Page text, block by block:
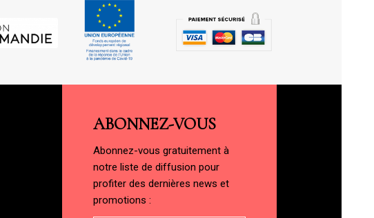
ABONNEZ-VOUS
Abonnez-vous gratuitement à
notre liste de diffusion pour
profiter des dernières news et
promotions :